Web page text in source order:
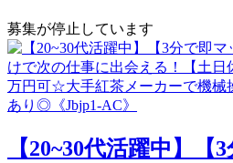
募集が停止しています
【20~30代活躍中】【